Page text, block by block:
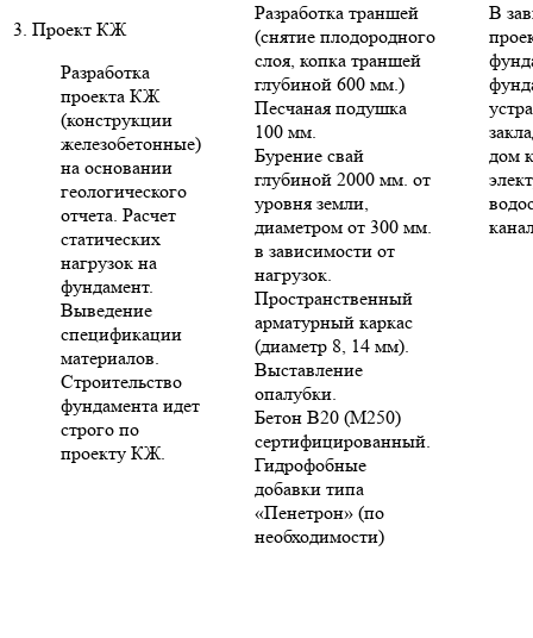
3. Проект КЖ
Разработка
проекта КЖ
(конструкции
железобетонные)
на основании
геологического
отчета. Расчет
статических
нагрузок на
фундамент.
Выведение
спецификации
материалов.
Строительство
фундамента идет
строго по
проекту КЖ.
Разработка траншей
(снятие плодородного
слоя, копка траншей
глубиной 600 мм.)
Песчаная подушка
100 мм.
Бурение свай
глубиной 2000 мм. от
уровня земли,
диаметром от 300 мм.
в зависимости от
нагрузок.
Пространственный
арматурный каркас
(диаметр 8, 14 мм).
Выставление
опалубки.
Бетон В20 (М250)
сертифицированный.
Гидрофобные
добавки типа
«Пенетрон» (по
необходимости)
В
дом